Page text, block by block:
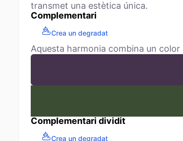
transmet una estètica única.
Complementari
Crea un degradat
Aquesta harmonia combina un
Complementari dividit
Crea un degradat